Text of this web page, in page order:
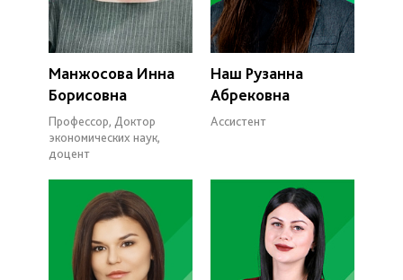
Манжосова Инна
Борисовна
Профессор, Доктор
экономических наук,
доцент
Наш Рузанна
Абрековна
Ассистент